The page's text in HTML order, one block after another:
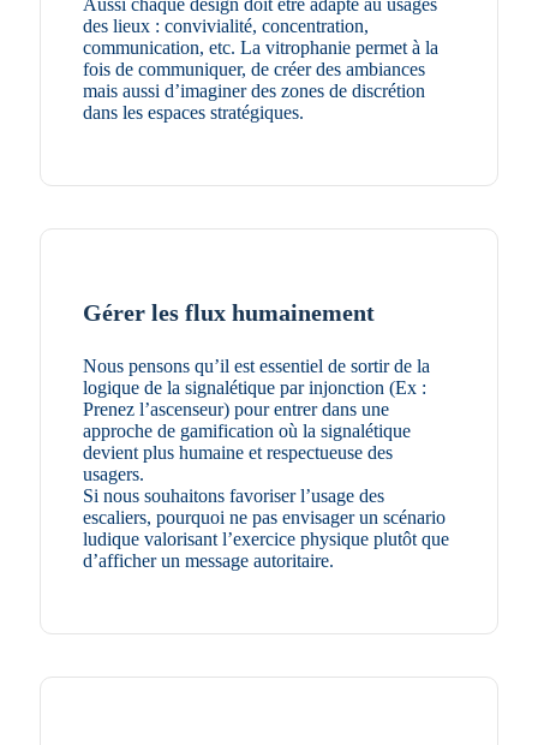
des lieux : convivialité, concentration,
communication, etc. La vitrophanie permet à la
fois de communiquer, de créer des ambiances
mais aussi d’imaginer des zones de discrétion
dans les espaces stratégiques.
Gérer les flux humainement
Nous pensons qu’il est essentiel de sortir de la
logique de la signalétique par injonction (Ex :
Prenez l’ascenseur) pour entrer dans une
approche de gamification où la signalétique
devient plus humaine et respectueuse des
usagers.
Si nous souhaitons favoriser l’usage des
escaliers, pourquoi ne pas envisager un scénario
ludique valorisant l’exercice physique plutôt que
d’afficher un message autoritaire.